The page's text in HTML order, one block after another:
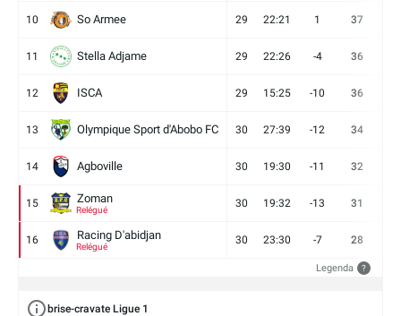
10 So Armee 29 22:21 1 37
11 Stella Adjame 29 22:26 -4 36
12 ISCA 29 15:25 -10 36
13 Olympique Sport d'Abobo FC 30 27:39 -12 34
14 Agboville 30 19:30 -11 32
15 Zoman
Relégué
30 19:32 -13 31
16 Racing D'abidjan
Relégué
30 23:30 -7 28
Legenda ?
brise-cravate Ligue 1